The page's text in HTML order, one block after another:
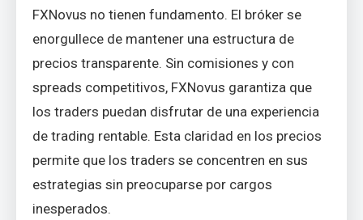
FXNovus no tienen fundamento. El bróker se
enorgullece de mantener una estructura de
precios transparente. Sin comisiones y con
spreads competitivos, FXNovus garantiza que
los traders puedan disfrutar de una experiencia
de trading rentable. Esta claridad en los precios
permite que los traders se concentren en sus
estrategias sin preocuparse por cargos
inesperados.